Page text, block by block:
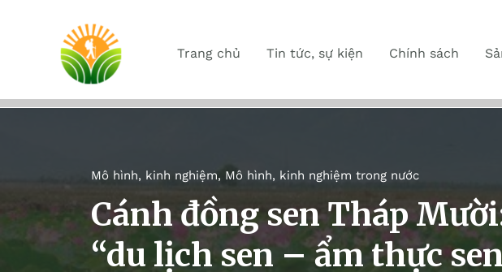
Trang chủ Tin tức, sự kiện Chính sách
Mô hình, kinh nghiệm, Mô hình, kinh nghiệm trong nước
Cánh đồng sen Tháp
“du lịch sen – ẩm thực